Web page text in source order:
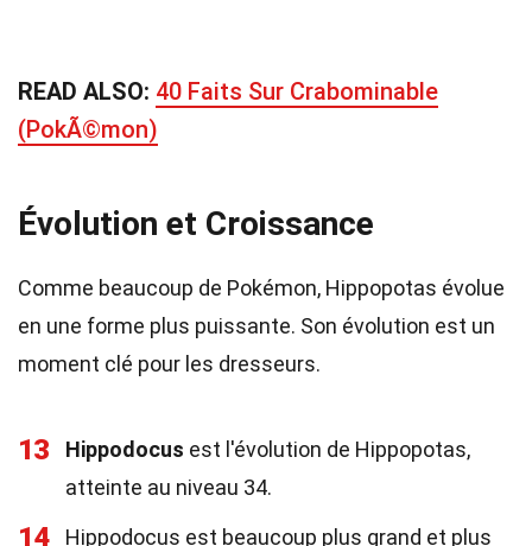
READ ALSO: 40 Faits Sur Crabominable
(PokÃ©mon)
Évolution et Croissance
Comme beaucoup de Pokémon, Hippopotas évolue
en une forme plus puissante. Son évolution est un
moment clé pour les dresseurs.
13 Hippodocus est l'évolution de Hippopotas,
atteinte au niveau 34.
14
Hippodocus est beaucoup plus grand et plus